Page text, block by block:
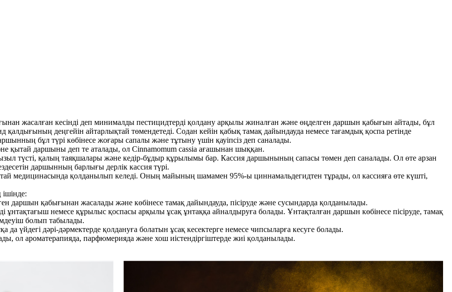
жасалған кесінді деп минималды пестицидтерді қолдану арқылы жиналған және өңделген даршын қабығын айтады, бұл
қалдығының деңгейін айтарлықтай төмендетеді. Содан кейін қабық тамақ дайындауда немесе тағамдық қоспа ретінде
бұл түрі көбінесе жоғары сапалы және тұтыну үшін қауіпсіз деп саналады.
қытай даршыны деп те аталады, ол Cinnamomum cassia ағашынан шыққан.
түсті, қалың таяқшалары және кедір-бұдыр құрылымы бар. Кассия даршынының сапасы төмен деп саналады. Ол өте арзан
даршынның барлығы дерлік кассия түрі.
медицинасында қолданылып келеді. Оның майының шамамен 95%-ы циннамальдегидтен тұрады, ол кассияға өте күшті,
даршын қабығынан жасалады және көбінесе тамақ дайындауда, пісіруде және сусындарда қолданылады.
немесе құрылыс қоспасы арқылы ұсақ ұнтаққа айналдыруға болады. Ұнтақталған даршын көбінесе пісіруде, тамақ
болып табылады.
дәрі-дәрмектерде қолдануға болатын ұсақ кесектерге немесе чипсыларға кесуге болады.
ароматерапияда, парфюмерияда және хош иістендіргіштерде жиі қолданылады.